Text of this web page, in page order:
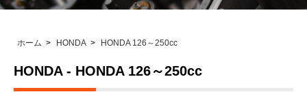
ホーム > HONDA > HONDA 126～250cc
HONDA - HONDA 126～250cc